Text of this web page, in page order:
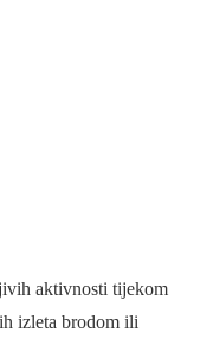
aktivnosti tijekom
izleta brodom ili